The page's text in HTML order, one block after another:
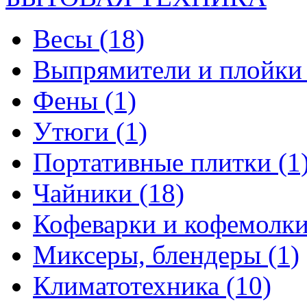
Весы (18)
Выпрямители и
Фены (1)
Утюги (1)
Портативные плитки
Чайники (18)
Кофеварки и
Миксеры, блендеры (1)
Климатотехника (10)